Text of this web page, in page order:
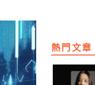
熱門文章